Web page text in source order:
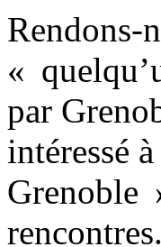
Rendons-
«
par
intéressé
Grenoble